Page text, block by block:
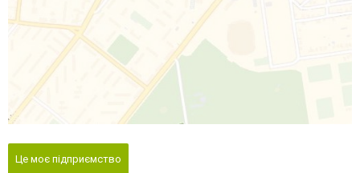
Це моє підприємство